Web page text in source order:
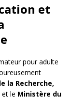
et
pour adulte
la Recherche,
et le Ministère du